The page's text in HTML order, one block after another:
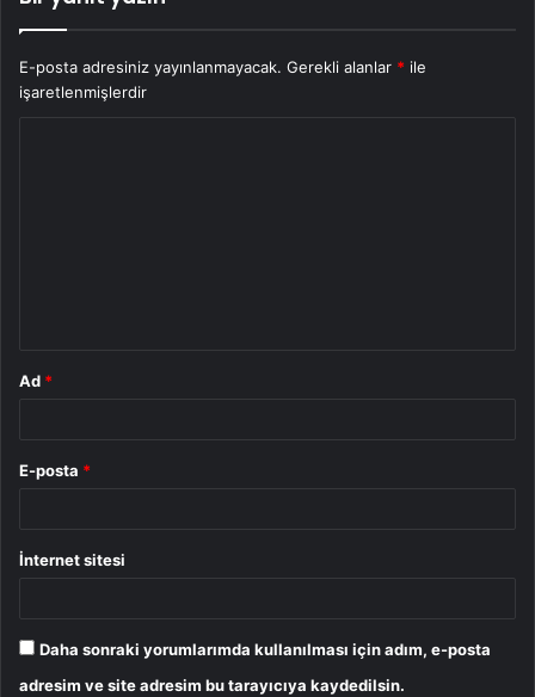
E-posta adresiniz yayınlanmayacak. Gerekli alanlar * ile
işaretlenmişlerdir
Ad *
E-posta *
İnternet sitesi
Daha sonraki yorumlarımda kullanılması için adım, e-posta
adresim ve site adresim bu tarayıcıya kaydedilsin.